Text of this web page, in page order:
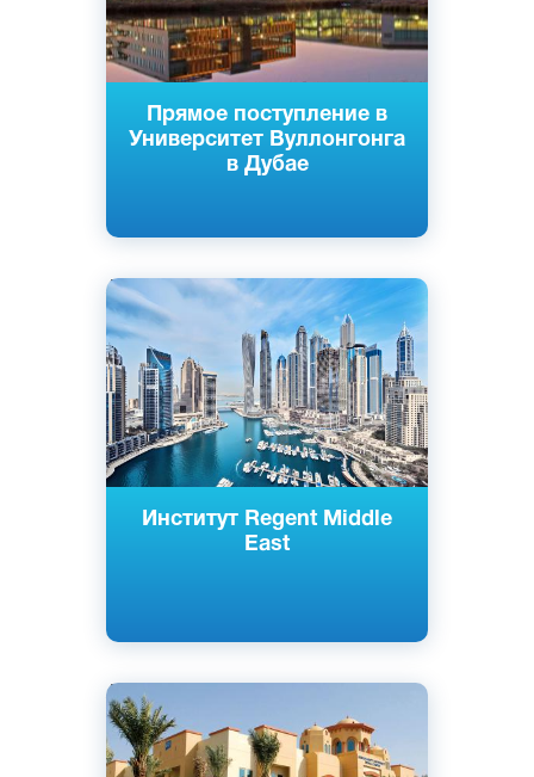
Прямое поступление в
Университет Вуллонгонга
в Дубае
Институт Regent Middle
East
Английский
Дубай, Эмираты
Частный
Английский
Дубай, ОАЭ
Частный